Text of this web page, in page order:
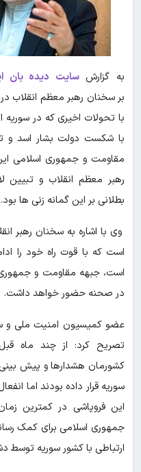
به گزارشسایت دیده بان
بر سخنان رهبر معظم
با تحولات اخیری که در سوریه
با شکست دولت بشار اسد و
مقاومت و جمهوری اسلامی
رهبر معظم انقلاب و
بطلانی بر این گمانه زنی ها بود.
وی با اشاره به سخنان رهبر
است که با قوت راه خود را
است، جبهه مقاومت و
در صحنه حضور خواهد داشت.
عضو کمیسیون امنیت ملی و
تصریح کرد: از چند ماه
کشورمان هشدارها و پیش بینی
سوریه قرار داده بودند اما
این فروپاشی در کمترین
جمهوری اسلامی برای کمک
ارتباطی با کشور سوریه